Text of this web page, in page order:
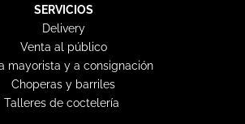
e
l
o
p
e
SERVICIOS
Delivery
Venta al público
mayorista y a consignación
Choperas y barriles
Talleres de coctelería